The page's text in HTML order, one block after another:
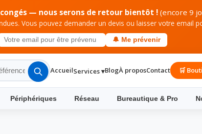
congés — nous serons de retour bientôt ! (encore 9
Vous pouvez demander un devis ou laisser votre email
🔔 Me prévenir
AccueilServices ▾BlogÀ proposContact 🛒
Périphériques Réseau Bureautique & Pro